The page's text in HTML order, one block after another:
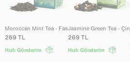
Moroccan Mint Tea - Fas
269 TL
Hızlı Gönderim
Jasmine Green Tea - Çin
269TL
Hızlı Gönderim